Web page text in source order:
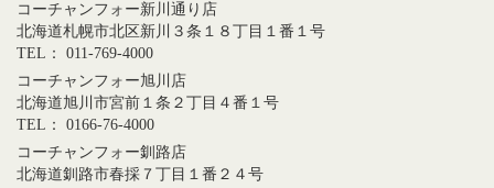
コーチャンフォー新川通り店
北海道札幌市北区新川３条１８丁目１番１号
TEL： 011-769-4000
コーチャンフォー旭川店
北海道旭川市宮前１条２丁目４番１号
TEL： 0166-76-4000
コーチャンフォー釧路店
北海道釧路市春採７丁目１番２４号